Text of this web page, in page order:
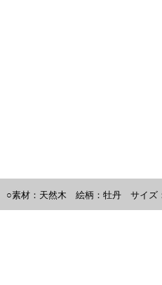
○素材：天然木 絵柄：牡丹 サイズ